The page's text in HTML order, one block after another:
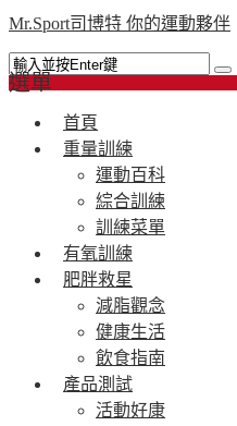
Mr.Sport司博特 你的運動夥伴
選單
首頁
重量訓練
運動百科
綜合訓練
訓練菜單
有氧訓練
肥胖救星
減脂觀念
健康生活
飲食指南
產品測試
活動好康